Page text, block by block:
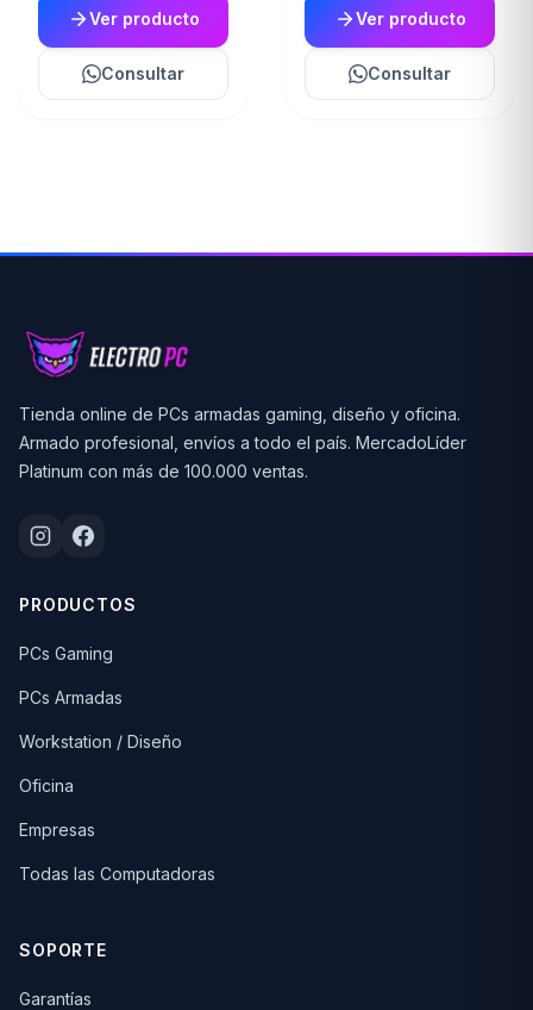
Ver producto
Consultar
Ver producto
Consultar
Tienda online de PCs armadas gaming, diseño y oficina.
Armado profesional, envíos a todo el país. MercadoLíder
Platinum con más de 100.000 ventas.
PRODUCTOS
PCs Gaming
PCs Armadas
Workstation / Diseño
Oficina
Empresas
Todas las Computadoras
SOPORTE
Garantías